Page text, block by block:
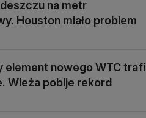
na metr
Houston miało problem
element nowego WTC trafi
Wieża pobije rekord